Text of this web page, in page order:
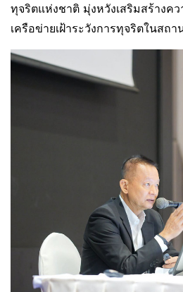
ทุจริตแห่งชาติ มุ่งหวังเสริมสร้างค
เครือข่ายเฝ้าระวังการทุจริตในสถ